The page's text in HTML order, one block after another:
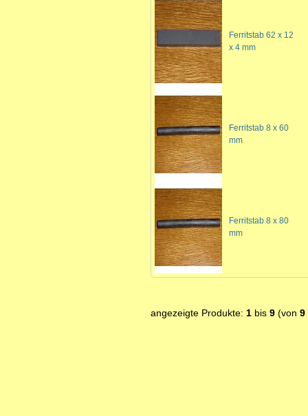
Ferritstab 62 x 12
x 4 mm
Ferritstab 8 x 60
mm
Ferritstab 8 x 80
mm
angezeigte Produkte: 1bis 9(von 9